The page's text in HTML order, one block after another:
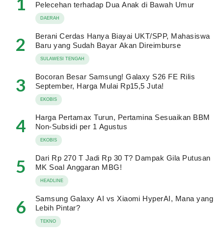
Pelecehan terhadap Dua Anak di Bawah Umur
DAERAH
2
Berani Cerdas Hanya Biayai UKT/SPP, Mahasiswa
Baru yang Sudah Bayar Akan Direimburse
SULAWESI TENGAH
3
Bocoran Besar Samsung! Galaxy S26 FE Rilis
September, Harga Mulai Rp15,5 Juta!
EKOBIS
4
Harga Pertamax Turun, Pertamina Sesuaikan BBM
Non-Subsidi per 1 Agustus
EKOBIS
5
Dari Rp 270 T Jadi Rp 30 T? Dampak Gila Putusan
MK Soal Anggaran MBG!
HEADLINE
6
Samsung Galaxy AI vs Xiaomi HyperAI, Mana yang
Lebih Pintar?
TEKNO